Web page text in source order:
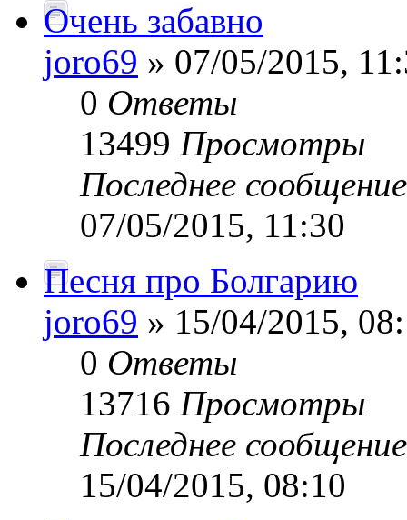
Очень забавно
joro69 » 07/05/2015,
0 Ответы
13499 Просмотры
Последнее
07/05/2015, 11:30
Песня про Болгарию
joro69 » 15/04/2015,
0 Ответы
13716 Просмотры
Последнее
15/04/2015, 08:10